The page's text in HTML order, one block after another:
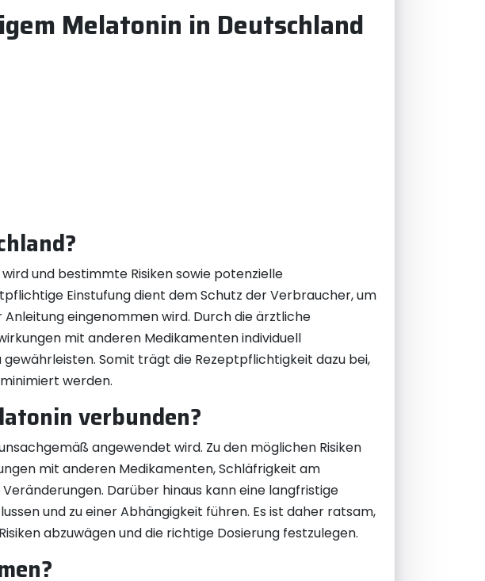
Melatonin in Deutschland
und bestimmte Risiken sowie potenzielle
Einstufung dient dem Schutz der Verbraucher, um
eingenommen wird. Durch die ärztliche
mit anderen Medikamenten individuell
Somit trägt die Rezeptpflichtigkeit dazu bei,
werden.
verbunden?
angewendet wird. Zu den möglichen Risiken
mit anderen Medikamenten, Schläfrigkeit am
Darüber hinaus kann eine langfristige
und zu einer Abhängigkeit führen. Es ist daher ratsam,
abzuwägen und die richtige Dosierung festzulegen.